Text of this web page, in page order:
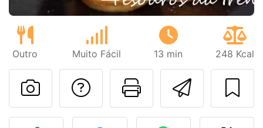
Outro Muito Fácil 13 min 248 Kcal
Imprima
Falar com o autor
Fez esta receita?